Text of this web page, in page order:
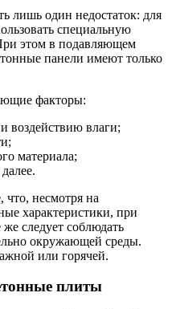
лишь один недостаток: для
специальную
этом в подавляющем
панели имеют только
факторы:
воздействию влаги;
материала;
несмотря на
характеристики, при
следует соблюдать
окружающей среды.
или горячей.
плиты